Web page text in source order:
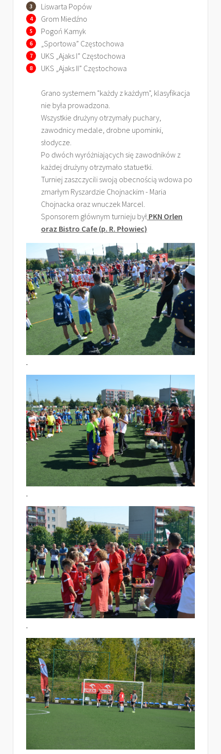
Liswarta Popów
Grom Miedźno
Pogoń Kamyk
„Sportowa” Częstochowa
UKS „Ajaks I” Częstochowa
UKS „Ajaks II” Częstochowa
Grano systemem "każdy z każdym", klasyfikacja
nie była prowadzona.
Wszystkie drużyny otrzymały puchary,
zawodnicy medale, drobne upominki,
słodycze.
Po dwóch wyróżniających się zawodników z
każdej drużyny otrzymało statuetki.
Turniej zaszczycili swoją obecnością wdowa po
zmarłym Ryszardzie Chojnackim - Maria
Chojnacka oraz wnuczek Marcel.
Sponsorem głównym turnieju był PKN Orlen
oraz Bistro Cafe (p. R. Płowiec)